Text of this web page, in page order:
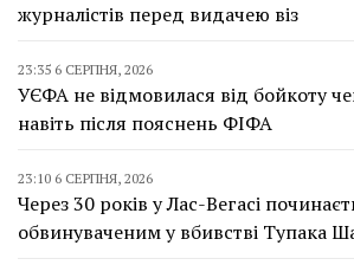
журналістів перед видачею віз
23:35 6 СЕРПНЯ, 2026
УЄФА не відмовилася від бойкоту
навіть після пояснень ФІФА
23:10 6 СЕРПНЯ, 2026
Через 30 років у Лас-Вегасі
обвинуваченим у вбивстві Тупака